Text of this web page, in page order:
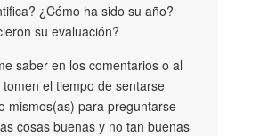
¿Cómo ha sido su año?
su evaluación?
saber en los comentarios o al
tomen el tiempo de sentarse
mismos(as) para preguntarse
cosas buenas y no tan buenas